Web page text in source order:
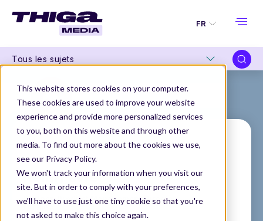
This website stores cookies on your computer.
These cookies are used to improve your website
experience and provide more personalized services
to you, both on this website and through other
media. To find out more about the cookies we use,
see our Privacy Policy.
We won't track your information when you visit our
site. But in order to comply with your preferences,
we'll have to use just one tiny cookie so that you're
not asked to make this choice again.
FR
Tous les sujets
Rémi Favre
Partner, Product Management Director